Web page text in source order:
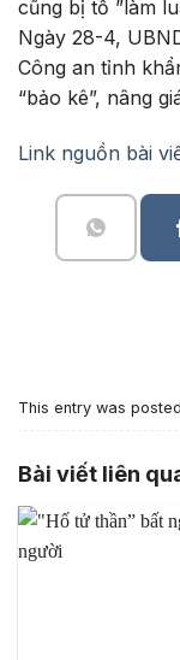
Ngày 28-4,
Công an tỉnh
“bảo kê”, nâng
Link nguồn bài
This entry was
Bài viết liên